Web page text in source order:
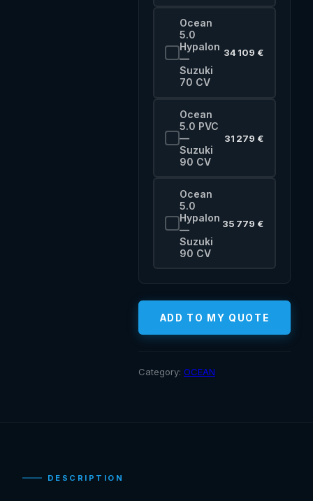
Ocean
5.0
Hypalon
—
Suzuki
70 CV
34 109 €
Ocean
5.0 PVC
—
Suzuki
90 CV
31 279 €
Ocean
5.0
Hypalon
—
Suzuki
90 CV
35 779 €
ADD TO MY QUOTE
Category: OCEAN
DESCRIPTION